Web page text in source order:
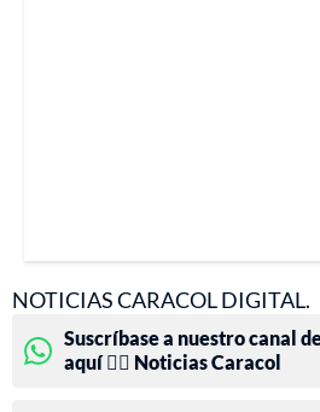
NOTICIAS CARACOL DIGITAL.
Suscríbase a nuestro canal
aquí 👉🏻 Noticias Caracol